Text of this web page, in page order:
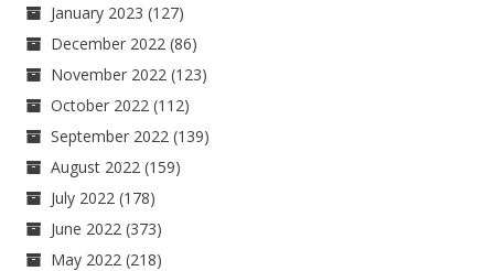
January 2023 (127)
December 2022 (86)
November 2022 (123)
October 2022 (112)
September 2022 (139)
August 2022 (159)
July 2022 (178)
June 2022 (373)
May 2022 (218)